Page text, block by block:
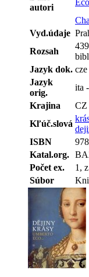
autori
Vyd.údaje
Rozsah
Jazyk dok. cze
Jazyk
orig.
ita
Krajina
CZ
Kľúč.slová
ISBN
Katal.org.
Počet ex.
1,
Súbor